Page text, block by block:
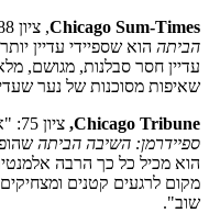
Chicago Sum-Times, ציון 88: "הדבר הטוב ביותר ב
הביתה הוא שספיידי עדיין
עדיין חסר סבלנות, מגושם,
שאיפות מסוכנות של נער
Chicago Tribune, ציון 75: "אלה האלמנטים הבלתי סופר-גיבורים של
ספיידרמן: השיבה הביתה
הוא מכיל כל כך הרבה
מקום לרגעים קטנים
שוב".